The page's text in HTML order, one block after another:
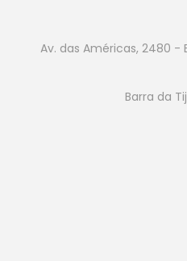
Av. das Américas, 2480 -
Barra da